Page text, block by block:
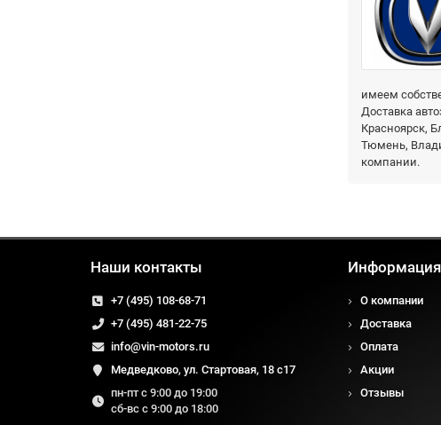
имеем
Доставка
Красноярск,
Тюмень,
компании.
Наши контакты
+7 (495) 108-68-71
+7 (495) 481-22-75
info@vin-motors.ru
Медведково, ул. Стартовая, 18 с17
пн-пт с 9:00 до 19:00
сб-вс с 9:00 до 18:00
Информация
О компании
Доставка
Оплата
Акции
Отзывы